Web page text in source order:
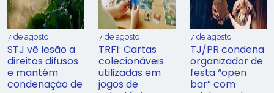
7 de agosto
STJ vê lesão a
direitos difusos
e mantém
condenação de
7 de agosto
TRF1: Cartas
colecionáveis
utilizadas em
jogos de
7 de agosto
TJ/PR condena
organizador de
festa “open
bar” com